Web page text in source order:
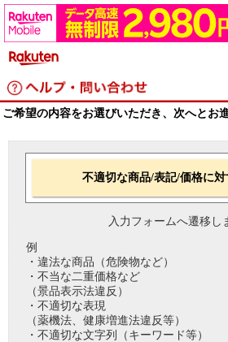
ご希望の内容をお選びいただき、次へとお
不適切な商品/表記/価格に
入力フォームへ遷移し
例
・違法な商品（危険物など）
・不当な二重価格など
（景品表示法違反）
・不適切な表現
（薬機法、健康増進法違反等）
・不適切な文字列（キーワード等）